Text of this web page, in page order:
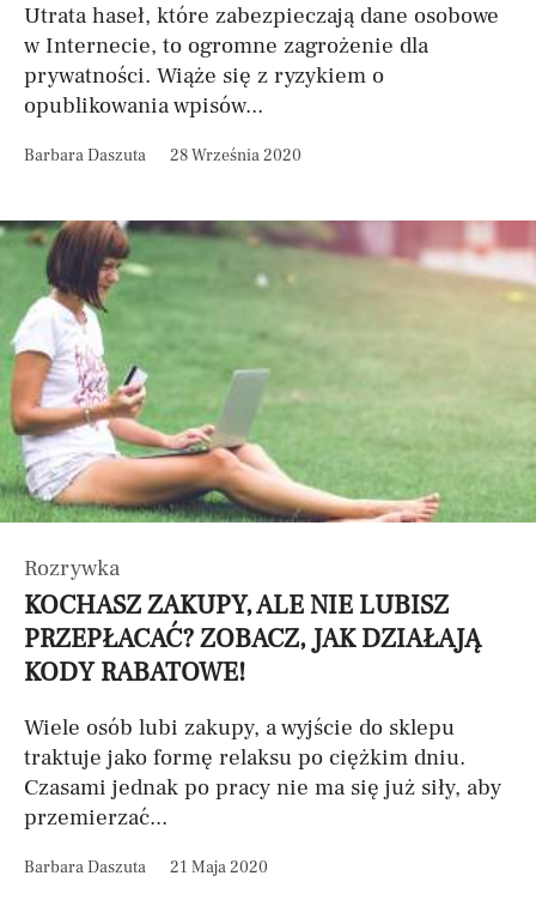
Utrata haseł, które zabezpieczają dane osobowe
w Internecie, to ogromne zagrożenie dla
prywatności. Wiąże się z ryzykiem o
opublikowania wpisów...
Barbara Daszuta 28 Września 2020
Rozrywka
KOCHASZ ZAKUPY, ALE NIE LUBISZ
PRZEPŁACAĆ? ZOBACZ, JAK DZIAŁAJĄ
KODY RABATOWE!
Wiele osób lubi zakupy, a wyjście do sklepu
traktuje jako formę relaksu po ciężkim dniu.
Czasami jednak po pracy nie ma się już siły, aby
przemierzać...
Barbara Daszuta 21 Maja 2020